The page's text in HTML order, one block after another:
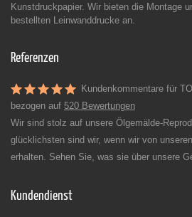
Kunstdruckpapier. Wir bieten die Montage
bestellten Leinwanddrucke an.
Referenzen
Kundenkommentare für
bezogen auf 520 Bewertungen
Wir sind stolz auf unsere Ölgemälde-
glücklichsten sind wir, wenn wir von
erhalten. Sehen Sie, was sie über unsere
Kundendienst